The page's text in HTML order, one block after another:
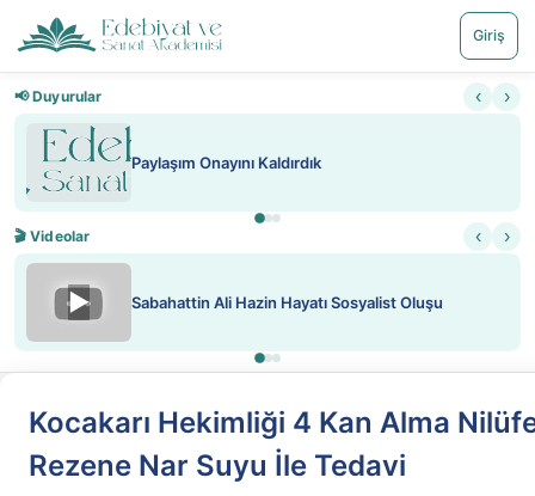
Giriş
📢 Duyurular ‹ ›
Nadir içeriklere kısıtlama ve kredi
🎬 Videolar ‹ ›
Oluşu ▶ ATEŞ YAKMAK KONU ÖZET J.
Kocakarı Hekimliği 4 Kan Alma
Rezene Nar Suyu İle Tedavi